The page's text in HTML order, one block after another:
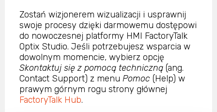
Zostań wizjonerem wizualizacji i usprawnij
swoje procesy dzięki darmowemu dostępowi
do nowoczesnej platformy HMI FactoryTalk
Optix Studio. Jeśli potrzebujesz wsparcia w
dowolnym momencie, wybierz opcję
Skontaktuj się z pomocą techniczną (ang.
Contact Support) z menu Pomoc (Help) w
prawym górnym rogu strony głównej
FactoryTalk Hub.